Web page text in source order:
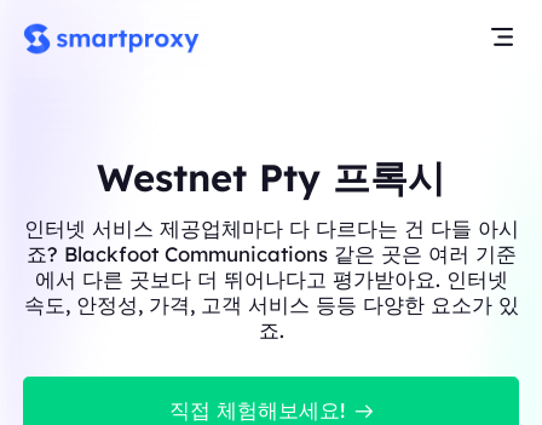
Westnet Pty 프록시
인터넷 서비스 제공업체마다 다 다르다는 건 다들 아시
죠? Blackfoot Communications 같은 곳은 여러 기준
에서 다른 곳보다 더 뛰어나다고 평가받아요. 인터넷
속도, 안정성, 가격, 고객 서비스 등등 다양한 요소가 있
죠.
직접 체험해보세요!